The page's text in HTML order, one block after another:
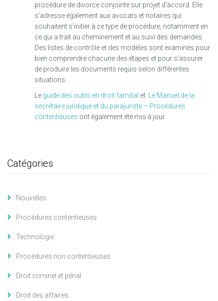
procédure de divorce conjointe sur projet d’accord. Elle
s’adresse également aux avocats et notaires qui
souhaitent s’initier à ce type de procédure, notamment en
ce qui a trait au cheminement et au suivi des demandes.
Des listes de contrôle et des modèles sont examinés pour
bien comprendre chacune des étapes et pour s’assurer
de produire les documents requis selon différentes
situations.
Le guide des outils en droit familial et
Le Manuel de la
secrétaire juridique et du parajuriste – Procédures
contentieuses ont également été mis à jour.
Catégories
Nouvelles
Procédures contentieuses
Technologie
Procédures non contentieuses
Droit criminel et pénal
Droit des affaires